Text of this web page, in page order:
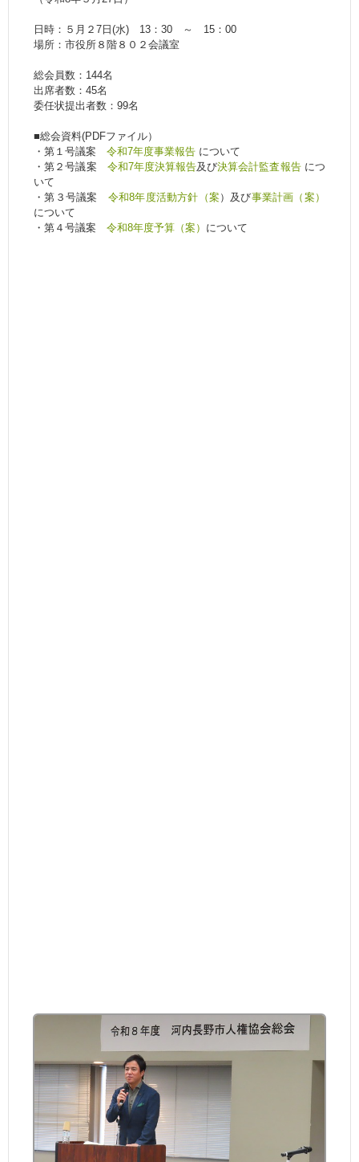
日時：５月２7日(水) 13：30 ～ 15：00
場所：市役所８階８０２会議室
総会員数：144名
出席者数：45名
委任状提出者数：99名
■総会資料(PDFファイル）
・第１号議案令和7年度事業報告 について
・第２号議案 令和7年度決算報告及び決算会計監査報告につ
いて
・第３号議案 令和8年度活動方針（案）及び事業計画（案）
について
・第４号議案令和8年度予算（案） について